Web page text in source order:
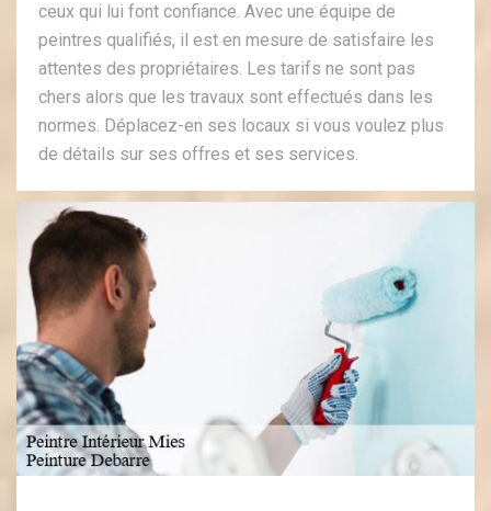
ceux qui lui font confiance. Avec une équipe de
peintres qualifiés, il est en mesure de satisfaire les
attentes des propriétaires. Les tarifs ne sont pas
chers alors que les travaux sont effectués dans les
normes. Déplacez-en ses locaux si vous voulez plus
de détails sur ses offres et ses services.